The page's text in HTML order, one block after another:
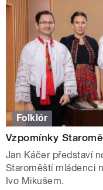
Folklór
Vzpomínky
Jan Káčer představí
Staroměští mládenci
Ivo Mikušem.